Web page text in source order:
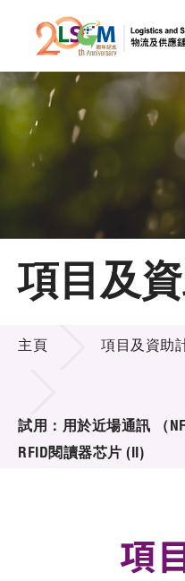
跳到內容（
主頁
關於LSCM
技術商品化
合作計劃
徵求研發項目計
項目及
項目及資助計劃
主頁 項目及資助
試用：用於近場通訊 （
RFID閱讀器芯片 (II)
項